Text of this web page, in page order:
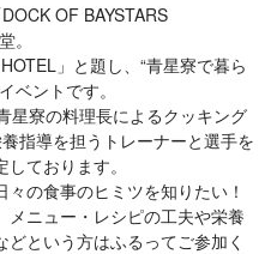
OF BAYSTARS
。
」と題し、“青星寮で暮ら
ベントです。
星寮の料理長によるクッキング
指導を担うトレーナーと選手を
ております。
の食事のヒミツを知りたい！
メニュー・レシピの工夫や栄養
という方はふるってご参加く